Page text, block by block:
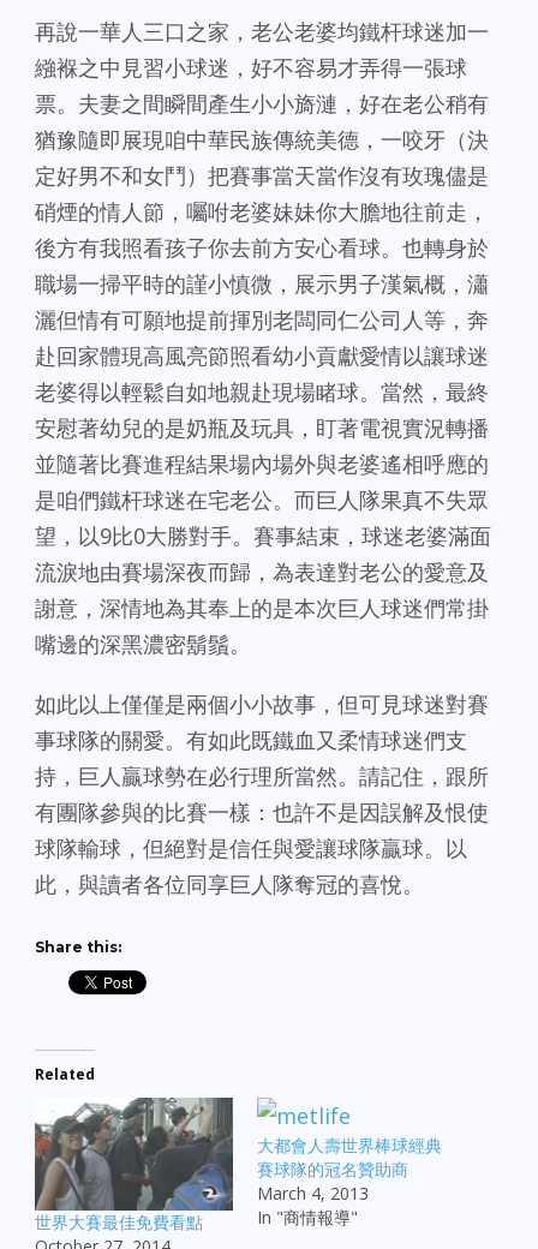
再說一華人三口之家，老公老婆均鐵杆球迷加一
繈褓之中見習小球迷，好不容易才弄得一張球
票。夫妻之間瞬間產生小小旖漣，好在老公稍有
猶豫隨即展現咱中華民族傳統美德，一咬牙（決
定好男不和女鬥）把賽事當天當作沒有玫瑰儘是
硝煙的情人節，囑咐老婆妹妹你大膽地往前走，
後方有我照看孩子你去前方安心看球。也轉身於
職場一掃平時的謹小慎微，展示男子漢氣概，瀟
灑但情有可願地提前揮別老闆同仁公司人等，奔
赴回家體現高風亮節照看幼小貢獻愛情以讓球迷
老婆得以輕鬆自如地親赴現場睹球。當然，最終
安慰著幼兒的是奶瓶及玩具，盯著電視實況轉播
並隨著比賽進程結果場內場外與老婆遙相呼應的
是咱們鐵杆球迷在宅老公。而巨人隊果真不失眾
望，以9比0大勝對手。賽事結束，球迷老婆滿面
流淚地由賽場深夜而歸，為表達對老公的愛意及
謝意，深情地為其奉上的是本次巨人球迷們常掛
嘴邊的深黑濃密鬍鬚。
如此以上僅僅是兩個小小故事，但可見球迷對賽
事球隊的關愛。有如此既鐵血又柔情球迷們支
持，巨人贏球勢在必行理所當然。請記住，跟所
有團隊參與的比賽一樣：也許不是因誤解及恨使
球隊輸球，但絕對是信任與愛讓球隊贏球。以
此，與讀者各位同享巨人隊奪冠的喜悅。
Share this:
Related
世界大賽最佳免費看點
大都會人壽世界棒球經典
賽球隊的冠名贊助商
March 4, 2013
In "商情報導"